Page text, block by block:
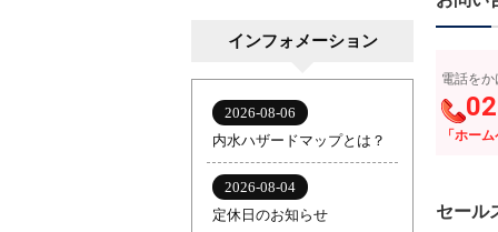
電話を
「ホー
セール
インフォメーション